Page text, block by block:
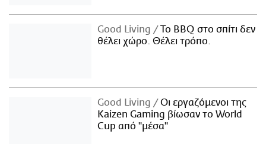
Good Living
Το BBQ στο σπίτι δεν
θέλει χώρο. Θέλει τρόπο.
Good Living
Οι εργαζόμενοι της
Kaizen Gaming βίωσαν το World
Cup από "μέσα"